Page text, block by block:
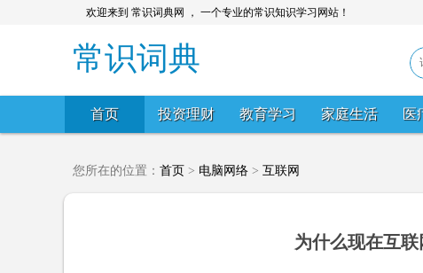
欢迎来到 常识词典网 ， 一个专业的常识知识学习网站！
常识词典
首页 投资理财 教育学习 家庭生活 医
您所在的位置： 首页 > 电脑网络 > 互联网
为什么现在互